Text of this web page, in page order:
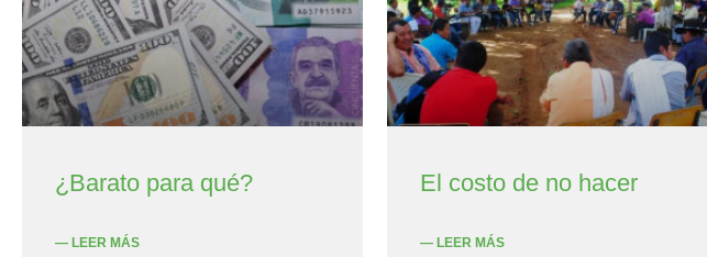
¿Barato para qué?
— LEER MÁS
El costo de no hacer
— LEER MÁS